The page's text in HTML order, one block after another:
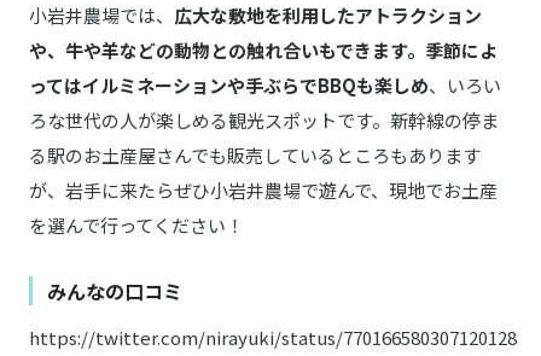
小岩井農場では、 広大な敷地を利用したアトラクション
や、牛や羊などの動物との触れ合いもできます。季節によ
ってはイルミネーションや手ぶらでBBQも楽しめ、いろい
ろな世代の人が楽しめる観光スポットです。新幹線の停ま
る駅のお土産屋さんでも販売しているところもあります
が、岩手に来たらぜひ小岩井農場で遊んで、現地でお土産
を選んで行ってください！
みんなの口コミ
https://twitter.com/nirayuki/status/770166580307120128